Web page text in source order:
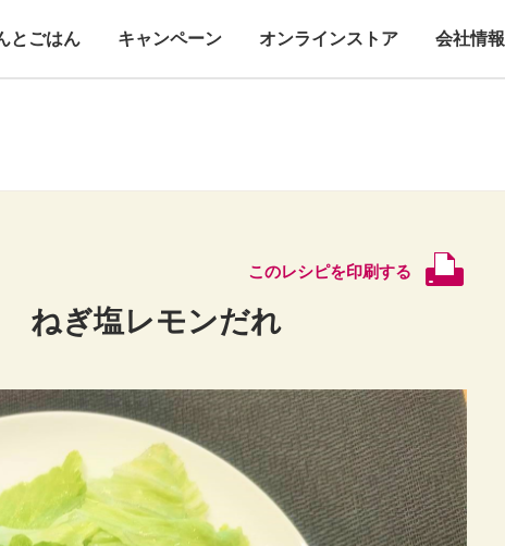
とごはん キャンペーン オンラインストア 会社情報
このレシピを印刷する
ねぎ塩レモンだれ